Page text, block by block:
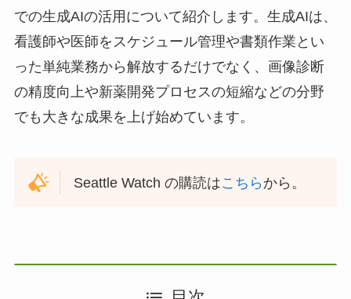
での生成AIの活用について紹介します。生成AIは、
看護師や医師をスケジュール管理や書類作業とい
った単純業務から解放するだけでなく、画像診断
の精度向上や新薬開発プロセスの短縮などの分野
でも大きな成果を上げ始めています。
Seattle Watch の購読はこちら から。